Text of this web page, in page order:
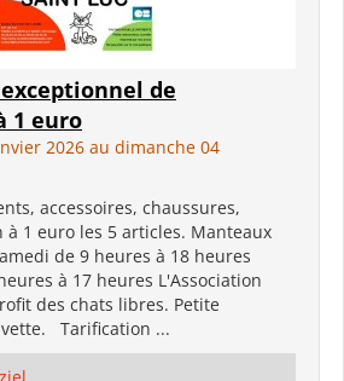
de
1 euro
2026 au dimanche 04
accessoires, chaussures,
1 euro les 5 articles. Manteaux
de 9 heures à 18 heures
à 17 heures L'Association
des chats libres. Petite
Tarification ...